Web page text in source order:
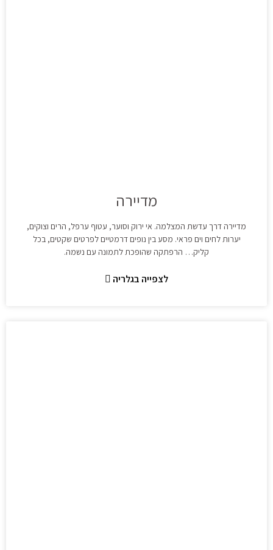
מדיירה
מדיירה דרך עדשת המצלמה. אי ירוק וסוער, עטוף ערפל, הרים וצוקים,
יערות לחים וים פראי. מסע בין נופים דרמטיים לפרטים שקטים, בכל
קליק… הרפתקה שהופכת לתמונה עם נשמה.
לצפייה בגלריה